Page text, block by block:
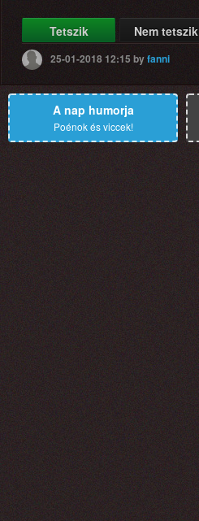
Tetszik Nem tetszik
25-01-2018 12:15 byfanni
A nap humorja
Poénok és viccek!